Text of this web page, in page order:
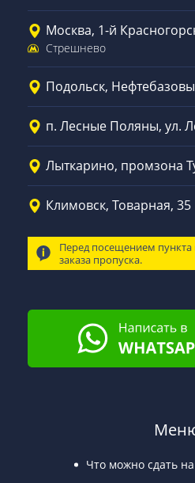
Москва, 1-й
Стрешнево
Подольск,
п. Лесные Поляны, ул.
Лыткарино, промзона
Климовск, Товарная, 35
Перед посещением пункта
заказа пропуска.
Что можно сдать